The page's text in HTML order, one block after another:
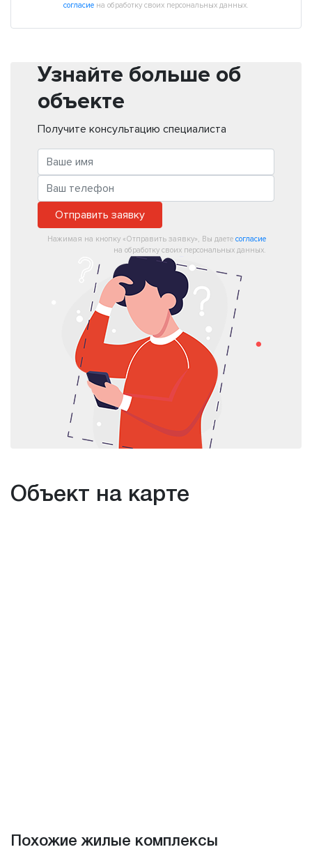
согласие на обработку своих персональных данных.
Узнайте больше об
объекте
Получите консультацию специалиста
Отправить заявку
Нажимая на кнопку «Отправить заявку», Вы даете согласие
на обработку своих персональных данных.
Объект на карте
Похожие жилые комплексы